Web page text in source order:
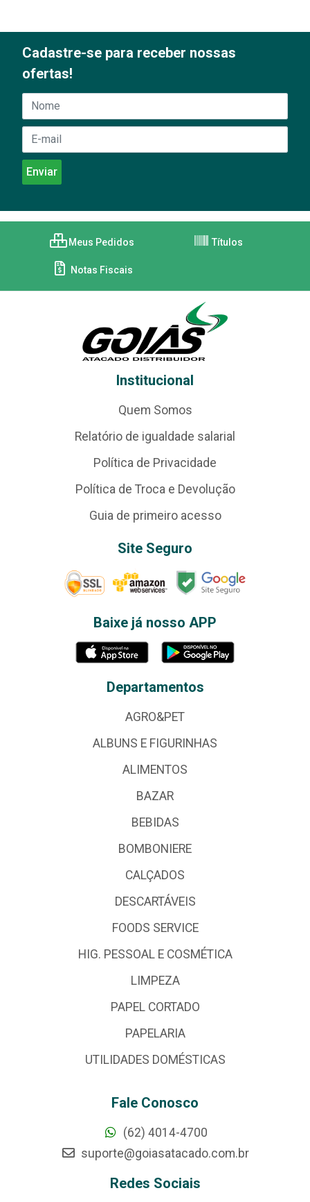
Cadastre-se para receber nossas
ofertas!
Meus Pedidos Títulos
Notas Fiscais
Institucional
Quem Somos
Relatório de igualdade salarial
Política de Privacidade
Política de Troca e Devolução
Guia de primeiro acesso
Site Seguro
Baixe já nosso APP
Departamentos
AGRO&PET
ALBUNS E FIGURINHAS
ALIMENTOS
BAZAR
BEBIDAS
BOMBONIERE
CALÇADOS
DESCARTÁVEIS
FOODS SERVICE
HIG. PESSOAL E COSMÉTICA
LIMPEZA
PAPEL CORTADO
PAPELARIA
UTILIDADES DOMÉSTICAS
Fale Conosco
(62) 4014-4700
suporte@goiasatacado.com.br
Redes Sociais